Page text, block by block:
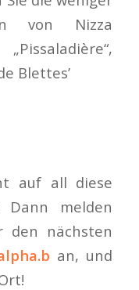
von Nizza
Blettes’
auf all diese
Dann melden
den nächsten
an, und